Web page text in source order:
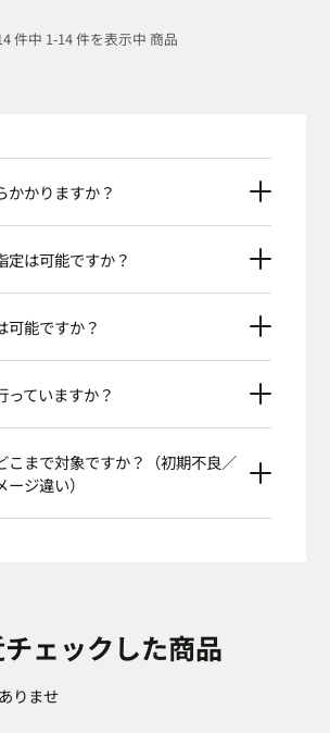
件中 1-14 件を表示中 商品
かかりますか？
定は可能ですか？
可能ですか？
っていますか？
こまで対象ですか？（初期不良／
ジ違い）
ェックした商品
りませ